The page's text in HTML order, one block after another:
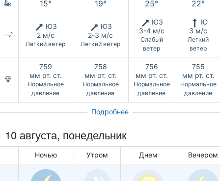
к 15° 19° 25° 22°
ЮЗ
2 м/с
Легкий ветер
ЮЗ
2-3 м/с
Легкий ветер
ЮЗ
3-4 м/с
Слабый
ветер
Ю
3 м/с
Легкий
ветер
759
мм рт. ст.
Нормальное
давление
758
мм рт. ст.
Нормальное
давление
756
мм рт. ст.
Нормальное
давление
755
мм рт. ст.
Нормальное
давление
Подробнее
10 августа, понедельник
Ночью Утром Днем Вечером